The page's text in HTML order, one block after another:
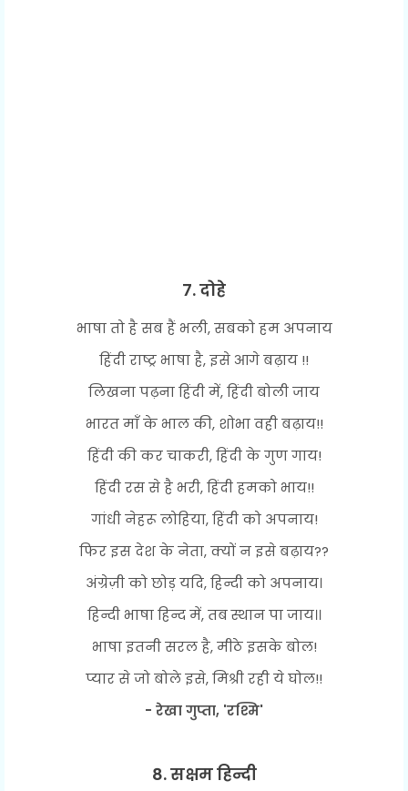
7. दोहे
भाषा तो है सब हैं भली, सबको हम अपनाय
हिंदी राष्ट्र भाषा है, इसे आगे बढ़ाय !!
लिखना पढ़ना हिंदी में, हिंदी बोली जाय
भारत माँ के भाल की, शोभा वही बढ़ाय!!
हिंदी की कर चाकरी, हिंदी के गुण गाय!
हिंदी रस से है भरी, हिंदी हमको भाय!!
गांधी नेहरू लोहिया, हिंदी को अपनाय!
फिर इस देश के नेता, क्यों न इसे बढ़ाय??
अंग्रेज़ी को छोड़ यदि, हिन्दी को अपनाय।
हिन्दी भाषा हिन्द में, तब स्थान पा जाय।।
भाषा इतनी सरल है, मीठे इसके बोल!
प्यार से जो बोले इसे, मिश्री रही ये घोल!!
- रेखा गुप्ता, 'रश्मि'
8. सक्षम हिन्दी